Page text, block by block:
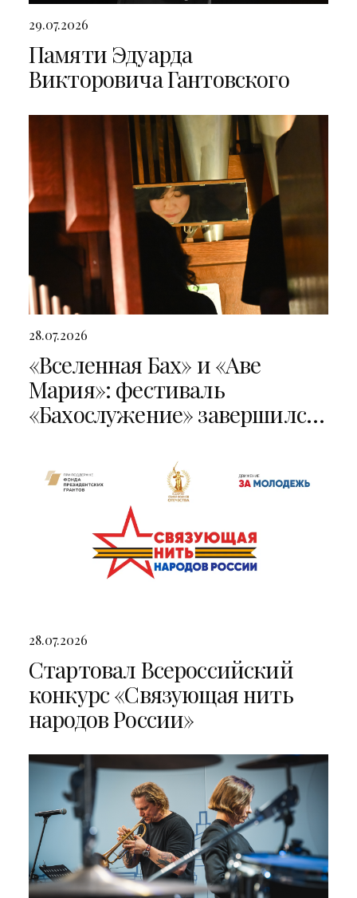
29.07.2026
Памяти Эдуарда
Викторовича Гантовского
28.07.2026
«Вселенная Бах» и «Аве
Мария»: фестиваль
«Бахослужение» завершился
28.07.2026
Стартовал Всероссийский
конкурс «Связующая нить
народов России»